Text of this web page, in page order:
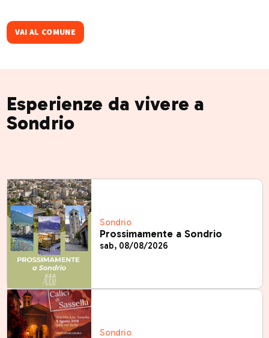
VAI AL COMUNE
Esperienze da vivere a
Sondrio
Sondrio
Prossimamente a Sondrio
sab, 08/08/2026
Sondrio